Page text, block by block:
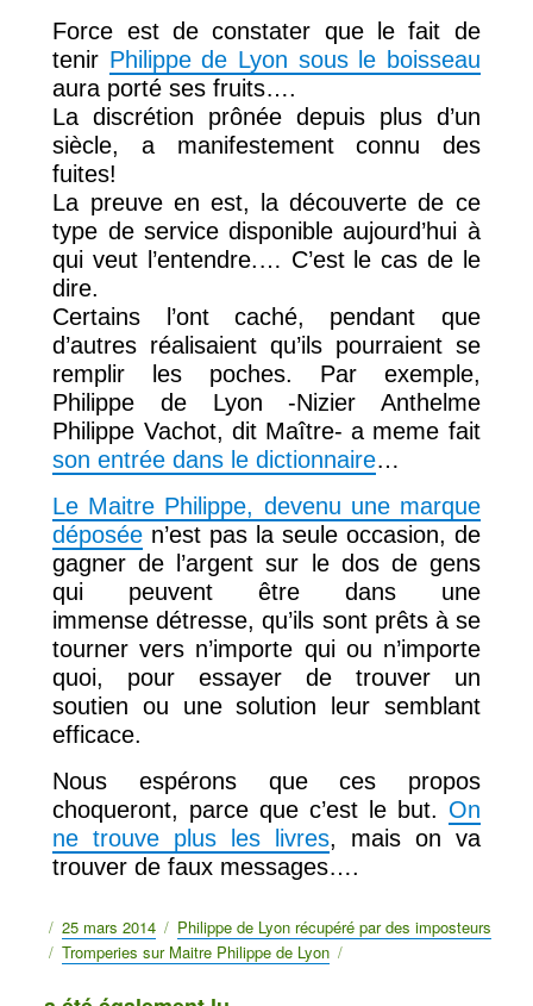
Force est de constater que le fait de
tenir Philippe de Lyon sous le boisseau
aura porté ses fruits….
La discrétion prônée depuis plus d’un
siècle, a manifestement connu des
fuites!
La preuve en est, la découverte de ce
type de service disponible aujourd’hui à
qui veut l’entendre.… C’est le cas de le
dire.
Certains l’ont caché, pendant que
d’autres réalisaient qu’ils pourraient se
remplir les poches. Par exemple,
Philippe de Lyon -Nizier Anthelme
Philippe Vachot, dit Maître- a meme fait
son entrée dans le dictionnaire…
Le Maitre Philippe, devenu une marque
déposée n’est pas la seule occasion, de
gagner de l’argent sur le dos de gens
qui peuvent être dans une
immense détresse, qu’ils sont prêts à se
tourner vers n’importe qui ou n’importe
quoi, pour essayer de trouver un
soutien ou une solution leur semblant
efficace.
Nous espérons que ces propos
choqueront, parce que c’est le but. On
ne trouve plus les livres, mais on va
trouver de faux messages….
Publié
le
25 mars 2014 Catégories
Philippe de Lyon récupéré par des imposteurs
Étiquettes
Tromperies sur Maitre Philippe de Lyon